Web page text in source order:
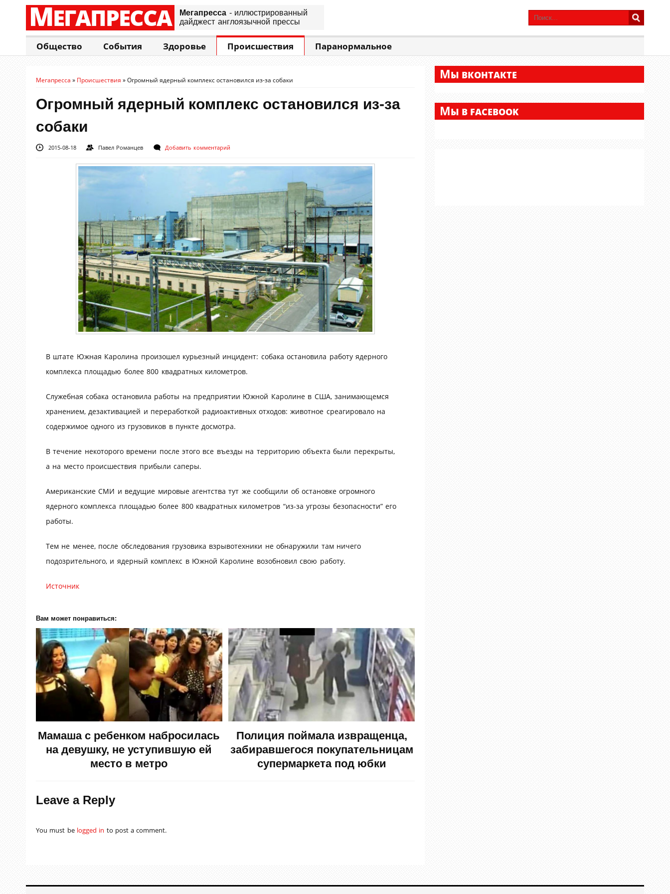
МЕГАПРЕССА Мегапресса - иллюстрированный
дайджест англоязычной прессы
Общество События Здоровье Происшествия Паранормальное
Мегапресса » Происшествия »Огромный ядерный комплекс остановился из-за собаки
Огромный ядерный комплекс остановился из-за
собаки
2015-08-18 Павел Романцев Добавить комментарий
В штате Южная Каролина произошел курьезный инцидент: собака остановила работу ядерного
комплекса площадью более 800 квадратных километров.
Служебная собака остановила работы на предприятии Южной Каролине в США, занимающемся
хранением, дезактивацией и переработкой радиоактивных отходов: животное среагировало на
содержимое одного из грузовиков в пункте досмотра.
В течение некоторого времени после этого все въезды на территорию объекта были перекрыты,
а на место происшествия прибыли саперы.
Американские СМИ и ведущие мировые агентства тут же сообщили об остановке огромного
ядерного комплекса площадью более 800 квадратных километров “из-за угрозы безопасности” его
работы.
Тем не менее, после обследования грузовика взрывотехники не обнаружили там ничего
подозрительного, и ядерный комплекс в Южной Каролине возобновил свою работу.
Источник
Вам может понравиться:
Мамаша с ребенком набросилась
на девушку, не уступившую ей
место в метро
Полиция поймала извращенца,
забиравшегося покупательницам
супермаркета под юбки
Leave a Reply
You must be logged in to post a comment.
МЫ ВКОНТАКТЕ
МЫ В FACEBOOK